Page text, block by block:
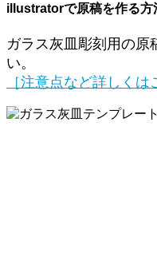
illustratorで原稿を作る方
ガラス灰皿彫刻用の
い。
［注意点など詳しく